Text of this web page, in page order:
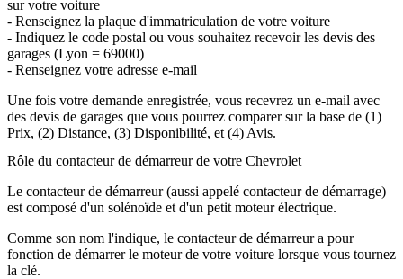
sur votre voiture
- Renseignez la plaque d'immatriculation de votre voiture
- Indiquez le code postal ou vous souhaitez recevoir les devis des
garages (Lyon = 69000)
- Renseignez votre adresse e-mail
Une fois votre demande enregistrée, vous recevrez un e-mail avec
des devis de garages que vous pourrez comparer sur la base de (1)
Prix, (2) Distance, (3) Disponibilité, et (4) Avis.
Rôle du contacteur de démarreur de votre Chevrolet
Le contacteur de démarreur (aussi appelé contacteur de démarrage)
est composé d'un solénoïde et d'un petit moteur électrique.
Comme son nom l'indique, le contacteur de démarreur a pour
fonction de démarrer le moteur de votre voiture lorsque vous tournez
la clé.